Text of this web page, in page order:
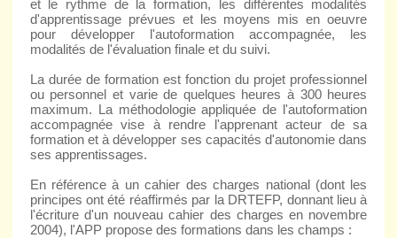
et le rythme de la formation, les différentes modalités
d'apprentissage prévues et les moyens mis en oeuvre
pour développer l'autoformation accompagnée, les
modalités de l'évaluation finale et du suivi.
La durée de formation est fonction du projet professionnel
ou personnel et varie de quelques heures à 300 heures
maximum. La méthodologie appliquée de l'autoformation
accompagnée vise à rendre l'apprenant acteur de sa
formation et à développer ses capacités d'autonomie dans
ses apprentissages.
En référence à un cahier des charges national (dont les
principes ont été réaffirmés par la DRTEFP, donnant lieu à
l'écriture d'un nouveau cahier des charges en novembre
2004), l'APP propose des formations dans les champs :